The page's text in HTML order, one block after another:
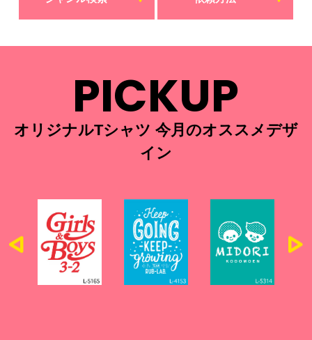
PICKUP
オリジナルTシャツ 今月のオススメデザ
イン